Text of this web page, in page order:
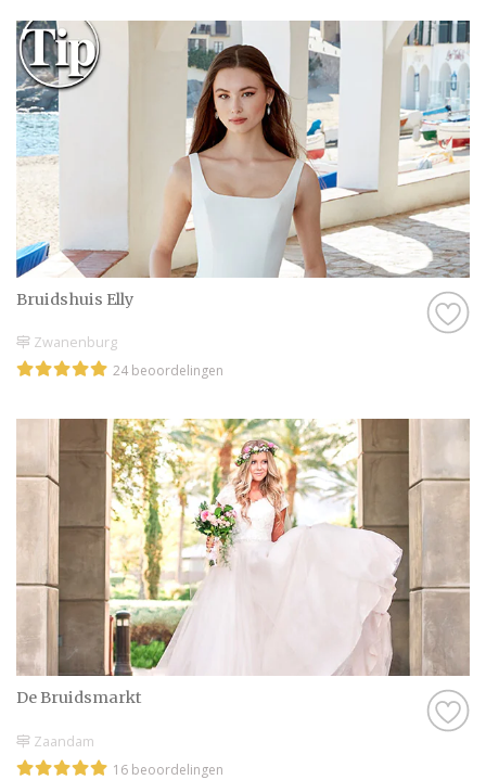
Bruidshuis Elly
Zwanenburg
24 beoordelingen
De Bruidsmarkt
Zaandam
16 beoordelingen